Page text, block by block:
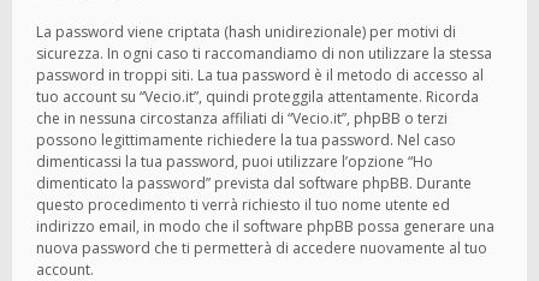
La password viene criptata (hash unidirezionale) per motivi di
sicurezza. In ogni caso ti raccomandiamo di non utilizzare la stessa
password in troppi siti. La tua password è il metodo di accesso al
tuo account su “Vecio.it”, quindi proteggila attentamente. Ricorda
che in nessuna circostanza affiliati di “Vecio.it”, phpBB o terzi
possono legittimamente richiedere la tua password. Nel caso
dimenticassi la tua password, puoi utilizzare l’opzione “Ho
dimenticato la password” prevista dal software phpBB. Durante
questo procedimento ti verrà richiesto il tuo nome utente ed
indirizzo email, in modo che il software phpBB possa generare una
nuova password che ti permetterà di accedere nuovamente al tuo
account.